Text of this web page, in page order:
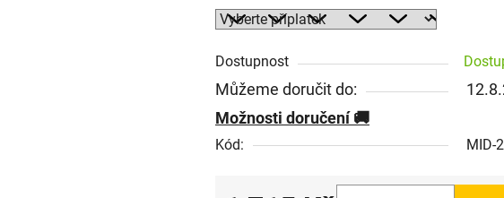
Dostupnost
Můžeme doručit do:
Možnosti doručení
Kód: MID-